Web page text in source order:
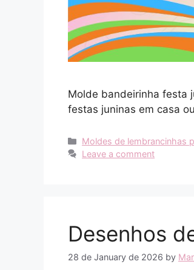
Molde bandeirinha festa
festas juninas em casa
Categories
Moldes de lembrancinhas
Leave a comment
Desenhos
28 de January de 2026 by